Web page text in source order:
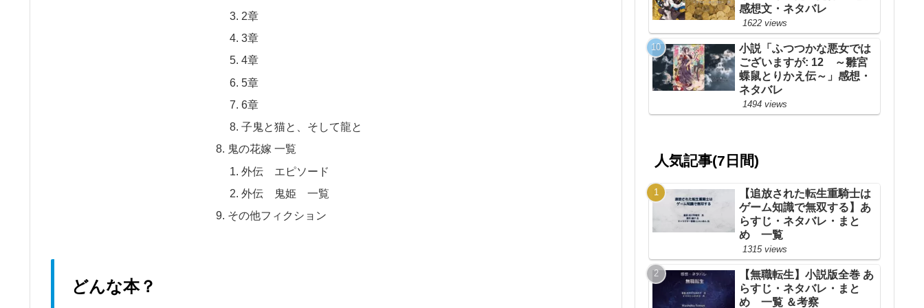
2章
3章
4章
5章
6章
子鬼と猫と、そして龍と
鬼の花嫁 一覧
外伝 エピソード
外伝 鬼姫 一覧
その他フィクション
どんな本？
感想文・ネタバレ
1622 views
小説「ふつつかな悪女では
ございますが: 12 ～雛宮
蝶鼠とりかえ伝～」感想・
ネタバレ
1494 views
人気記事(7日間)
【追放された転生重騎士は
ゲーム知識で無双する】あ
らすじ・ネタバレ・まと
め 一覧
1315 views
【無職転生】小説版全巻 あ
らすじ・ネタバレ・まと
め 一覧 ＆考察